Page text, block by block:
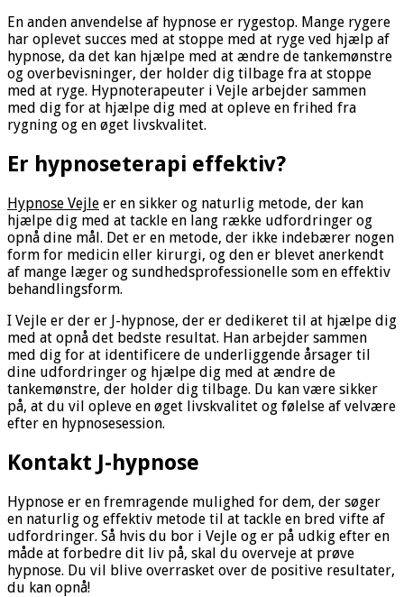
En anden anvendelse af hypnose er rygestop. Mange rygere
har oplevet succes med at stoppe med at ryge ved hjælp af
hypnose, da det kan hjælpe med at ændre de tankemønstre
og overbevisninger, der holder dig tilbage fra at stoppe
med at ryge. Hypnoterapeuter i Vejle arbejder sammen
med dig for at hjælpe dig med at opleve en frihed fra
rygning og en øget livskvalitet.
Er hypnoseterapi effektiv?
Hypnose Vejle er en sikker og naturlig metode, der kan
hjælpe dig med at tackle en lang række udfordringer og
opnå dine mål. Det er en metode, der ikke indebærer nogen
form for medicin eller kirurgi, og den er blevet anerkendt
af mange læger og sundhedsprofessionelle som en effektiv
behandlingsform.
I Vejle er der er J-hypnose, der er dedikeret til at hjælpe dig
med at opnå det bedste resultat. Han arbejder sammen
med dig for at identificere de underliggende årsager til
dine udfordringer og hjælpe dig med at ændre de
tankemønstre, der holder dig tilbage. Du kan være sikker
på, at du vil opleve en øget livskvalitet og følelse af velvære
efter en hypnosesession.
Kontakt J-hypnose
Hypnose er en fremragende mulighed for dem, der søger
en naturlig og effektiv metode til at tackle en bred vifte af
udfordringer. Så hvis du bor i Vejle og er på udkig efter en
måde at forbedre dit liv på, skal du overveje at prøve
hypnose. Du vil blive overrasket over de positive resultater,
du kan opnå!